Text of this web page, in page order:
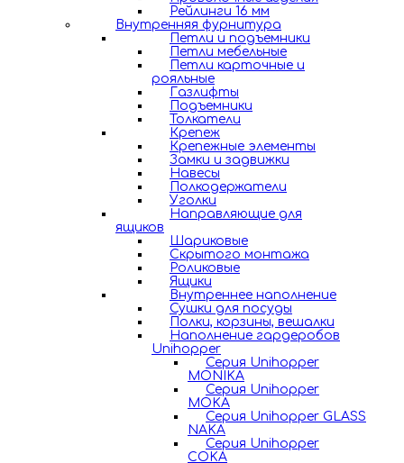
Рейлинги 16 мм
Внутренняя фурнитура
Петли и подъемники
Петли мебельные
Петли карточные и
рояльные
Газлифты
Подъемники
Толкатели
Крепеж
Крепежные элементы
Замки и задвижки
Навесы
Полкодержатели
Уголки
Направляющие для
ящиков
Шариковые
Скрытого монтажа
Роликовые
Ящики
Внутреннее наполнение
Сушки для посуды
Полки, корзины, вешалки
Наполнение гардеробов
Unihopper
Серия Unihopper
MONIKA
Серия Unihopper
MOKA
Серия Unihopper GLASS
NAKA
Серия Unihopper
COKA